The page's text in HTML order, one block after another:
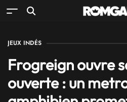
JEUX INDÉS
Frogreign ouvre
ouverte : un